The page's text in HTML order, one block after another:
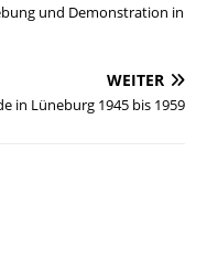
und Demonstration in
WEITER
in Lüneburg 1945 bis 1959